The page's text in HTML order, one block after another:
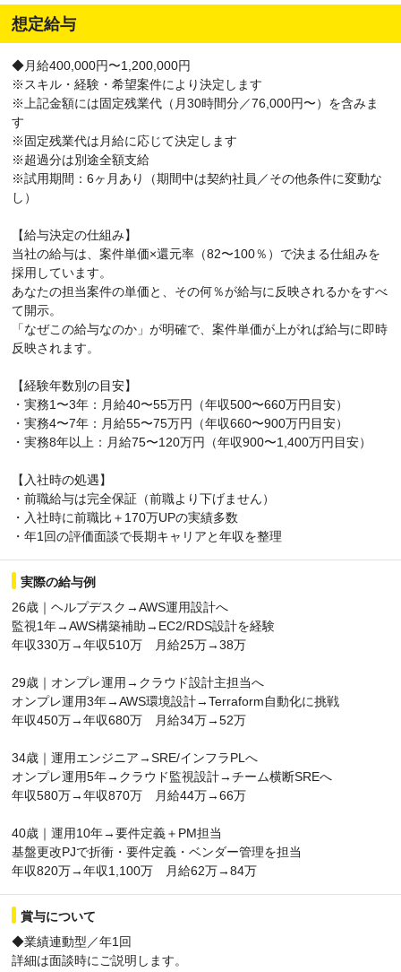
想定給与
◆月給400,000円〜1,200,000円
※スキル・経験・希望案件により決定します
※上記金額には固定残業代（月30時間分／76,000円〜）を含みま
す
※固定残業代は月給に応じて決定します
※超過分は別途全額支給
※試用期間：6ヶ月あり（期間中は契約社員／その他条件に変動な
し）
【給与決定の仕組み】
当社の給与は、案件単価×還元率（82〜100％）で決まる仕組みを
採用しています。
あなたの担当案件の単価と、その何％が給与に反映されるかをすべ
て開示。
「なぜこの給与なのか」が明確で、案件単価が上がれば給与に即時
反映されます。
【経験年数別の目安】
・実務1〜3年：月給40〜55万円（年収500〜660万円目安）
・実務4〜7年：月給55〜75万円（年収660〜900万円目安）
・実務8年以上：月給75〜120万円（年収900〜1,400万円目安）
【入社時の処遇】
・前職給与は完全保証（前職より下げません）
・入社時に前職比＋170万UPの実績多数
・年1回の評価面談で長期キャリアと年収を整理
実際の給与例
26歳｜ヘルプデスク→AWS運用設計へ
監視1年→AWS構築補助→EC2/RDS設計を経験
年収330万→年収510万 月給25万→38万
29歳｜オンプレ運用→クラウド設計主担当へ
オンプレ運用3年→AWS環境設計→Terraform自動化に挑戦
年収450万→年収680万 月給34万→52万
34歳｜運用エンジニア→SRE/インフラPLへ
オンプレ運用5年→クラウド監視設計→チーム横断SREへ
年収580万→年収870万 月給44万→66万
40歳｜運用10年→要件定義＋PM担当
基盤更改PJで折衝・要件定義・ベンダー管理を担当
年収820万→年収1,100万 月給62万→84万
賞与について
◆業績連動型／年1回
詳細は面談時にご説明します。